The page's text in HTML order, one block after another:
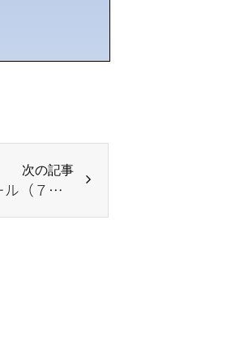
次の記事
美浜いきいきプラザ 「ミニボディケアスクール（７～９月）」のお知らせ